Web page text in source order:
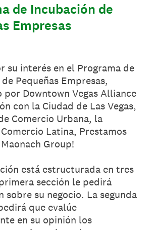
de Incubación de
Empresas
su interés en el Programa de
Pequeñas Empresas,
por Downtown Vegas Alliance
con la Ciudad de Las Vegas,
Comercio Urbana, la
Latina, Prestamos
Group!
está estructurada en tres
sección le pedirá
sobre su negocio. La segunda
que evalúe
en su opinión los